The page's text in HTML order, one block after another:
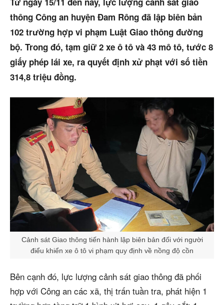
thông Công an huyện Đam Rông đã lập biên bản
102 trường hợp vi phạm Luật Giao thông đường
bộ. Trong đó, tạm giữ 2 xe ô tô và 43 mô tô, tước 8
giấy phép lái xe, ra quyết định xử phạt với số tiền
314,8 triệu đồng.
Cảnh sát Giao thông tiến hành lập biên bản đối với người
điểu khiển xe ô tô vi phạm quy định về nồng độ cồn
Bên cạnh đó, lực lượng cảnh sát giao thông đã phối
hợp với Công an các xã, thị trấn tuần tra, phát hiện 1